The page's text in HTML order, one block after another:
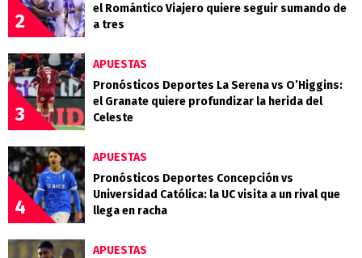
2
el Romántico Viajero quiere seguir sumando de
a tres
3
APUESTAS
Pronósticos Deportes La Serena vs O’Higgins:
el Granate quiere profundizar la herida del
Celeste
4
APUESTAS
Pronósticos Deportes Concepción vs
Universidad Católica: la UC visita a un rival que
llega en racha
APUESTAS